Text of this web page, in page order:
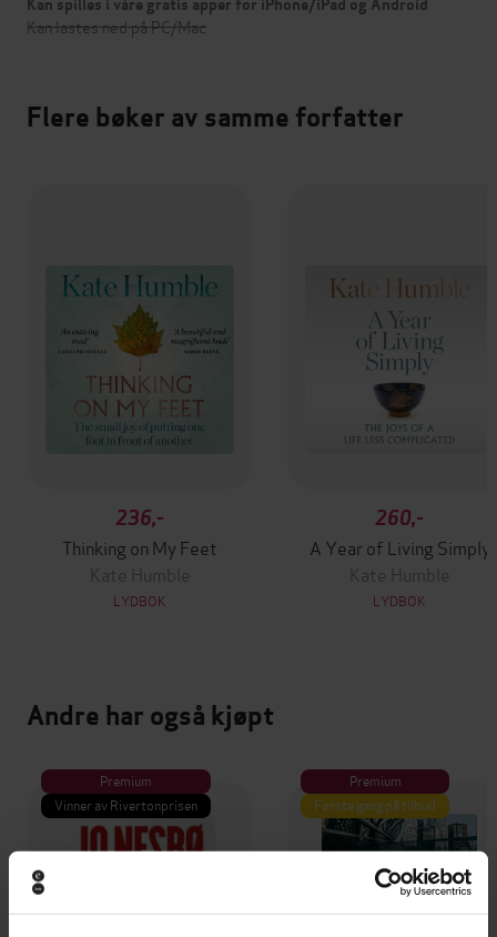
Kan spilles i våre gratis apper for iPhone/iPad og Android
Kan lastes ned på PC/Mac
Flere bøker av samme forfatter
236,-
Thinking on My Feet
Kate Humble
LYDBOK
260,-
A Year of Living Simply
Kate Humble
LYDBOK
Andre har også kjøpt
Premium
Vinner av Rivertonprisen
Premium
Første gang på tilbud